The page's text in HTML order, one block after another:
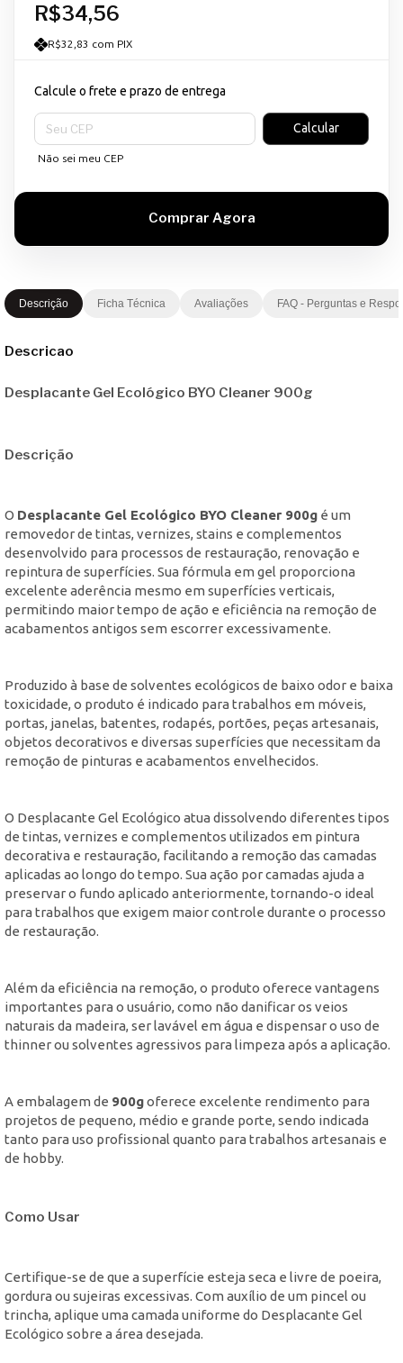
R$34,56
R$32,83 com PIX
Calcule o frete e prazo de entrega
Entregas para o CEP:
Calcular
Não sei meu CEP
Descrição Ficha Técnica Avaliações FAQ - Perguntas e
Descricao
Desplacante Gel Ecológico BYO Cleaner 900g
Descrição
O Desplacante Gel Ecológico BYO Cleaner 900g é um
removedor de tintas, vernizes, stains e complementos
desenvolvido para processos de restauração, renovação e
repintura de superfícies. Sua fórmula em gel proporciona
excelente aderência mesmo em superfícies verticais,
permitindo maior tempo de ação e eficiência na remoção de
acabamentos antigos sem escorrer excessivamente.
Produzido à base de solventes ecológicos de baixo odor e baixa
toxicidade, o produto é indicado para trabalhos em móveis,
portas, janelas, batentes, rodapés, portões, peças artesanais,
objetos decorativos e diversas superfícies que necessitam da
remoção de pinturas e acabamentos envelhecidos.
O Desplacante Gel Ecológico atua dissolvendo diferentes tipos
de tintas, vernizes e complementos utilizados em pintura
decorativa e restauração, facilitando a remoção das camadas
aplicadas ao longo do tempo. Sua ação por camadas ajuda a
preservar o fundo aplicado anteriormente, tornando-o ideal
para trabalhos que exigem maior controle durante o processo
de restauração.
Além da eficiência na remoção, o produto oferece vantagens
importantes para o usuário, como não danificar os veios
naturais da madeira, ser lavável em água e dispensar o uso de
thinner ou solventes agressivos para limpeza após a aplicação.
A embalagem de 900goferece excelente rendimento para
projetos de pequeno, médio e grande porte, sendo indicada
tanto para uso profissional quanto para trabalhos artesanais e
de hobby.
Como Usar
Certifique-se de que a superfície esteja seca e livre de poeira,
gordura ou sujeiras excessivas. Com auxílio de um pincel ou
trincha, aplique uma camada uniforme do Desplacante Gel
Ecológico sobre a área desejada.